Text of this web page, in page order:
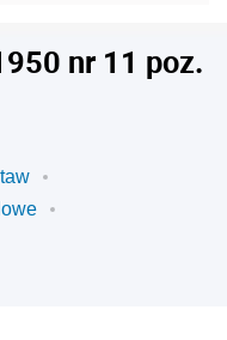
nr 11 poz.